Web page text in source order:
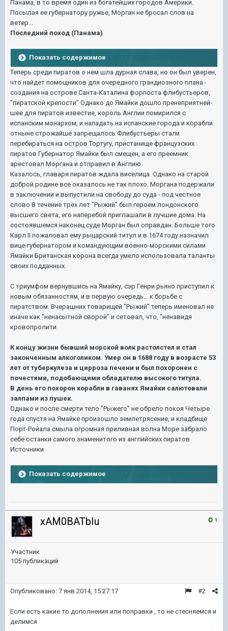
Панама, в то время один из богатейших городов Америки.
Посылая ее губернатору ружье, Морган не бросал слов на
ветер...
Последний поход (Панама)
Показать содержимое
Теперь среди пиратов о нем шла дурная слава, но он был уверен,
что найдет помощников для очередного грандиозного плана -
создания на острове Санта-Каталина форпоста флибустьеров,
"пиратской крепости" Однако до Ямайки дошло пренеприятней-
шее для пиратов известие, король Англии помирился с
испанским монархом, и нападать на испанские города и корабли
отныне строжайше запрещалось Флибустьеры стали
перебираться на остров Тортугу, пристанище французских
пиратов Губернатор Ямайки был смещен, а его преемник
арестовал Моргана и отправил в Англию
Казалось, главаря пиратов ждала виселица. Однако на старой
доброй родине все оказалось не так плохо. Моргана подержали
в заключении и выпустили на свободу до суда - под честное
слово В течение трех лет "Рыжий" был героем лондонского
высшего света, его наперебой приглашали в лучшие дома. На
состоявшемся наконец суде Морган был оправдан. Больше того
Карл II пожаловал ему рыцарский титул и в 1674 году назначил
вице-губернатором и командующим военно-морскими силами
Ямайки Британская корона всегда умело использовала таланты
своих подданных.
С триумфом вернувшись на Ямайку, сэр Генри рьяно приступил к
новым обязанностям, и в первую очередь... к борьбе с
пиратством. Вчерашних товарищей "Рыжий" теперь именовал не
иначе как "ненасытной сворой" и сетовал, что, "ненавидя
кровопролити
К концу жизни бывший морской волк растолстел и стал
законченным алкоголиком. Умер он в 1688 году в возрасте 53
лет от туберкулеза и цирроза печени и был похоронен с
почестями, подобающими обладателю высокого титула.
В день его похорон корабли в гаванях Ямайки салютовали
залпами из пушек.
Однако и после смерти тело "Рыжего" не обрело покоя Четыре
года спустя на Ямайке произошло землетрясение, и кладбище
Порт-Ройала смыла огромная приливная волна Море забрало
себе останки самого знаменитого из английских пиратов
Источники
Показать содержимое
1
xAM0BATbIu
Участник
105 публикаций
#2
Опубликовано: 7 янв 2014, 15:27:17
Если есть какие то дополнения или поправки , то не стесняемся и
делимся